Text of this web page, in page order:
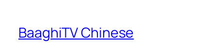
BaaghiTV Chinese